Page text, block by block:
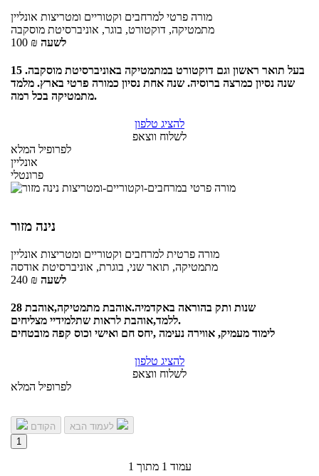
מורה פרטי למרחבים וקטוריים ומטריצות אונליין
מתמטיקה, דוקטורט, בוגר, אוניברסיטת מוסקבה
100 ₪ לשעה
בעל תואר ראשון וגם דוקטורט במתמטיקה באוניברסיטת מוסקבה. 15
שנה נסיון כמרצה ברוסיה. שנה אחת נסיון כמורה פרטי בארץ. מלמד
מתמטיקה בכל רמה.
להציג טלפון
לשלוח ווצאפ
לפרופיל המלא
אונליין
פרונטלי
נינה מזור
מורה פרטית למרחבים וקטוריים ומטריצות אונליין
מתמטיקה, תואר שני, בוגרת, אוניברסיטת אודסה
240 ₪ לשעה
28 שנות ותק בהוראה באקדמיה.אוהבת מתמטיקה,אוהבת
ללמד,אוהבת לראות שתלמידיי מצליחים.
לימוד מעמיק, אווירה נעימה ,יחס חם ואישי וכוס קפה מובטחים
להציג טלפון
לשלוח ווצאפ
לפרופיל המלא
הקודם
1
עמוד 1 מתוך 1